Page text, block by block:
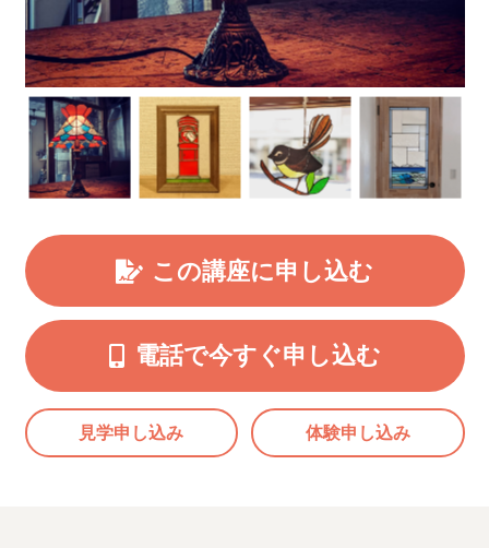
この講座に申し込む
電話で今すぐ申し込む
見学申し込み 体験申し込み